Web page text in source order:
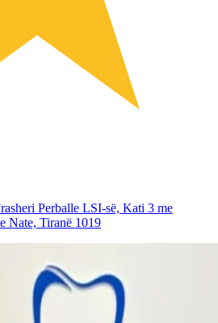
Perballe LSI-së, Kati 3 me
Nate, Tiranë 1019